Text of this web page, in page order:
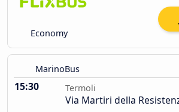
Economy
MarinoBus
15:30 Termoli
Via Martiri della